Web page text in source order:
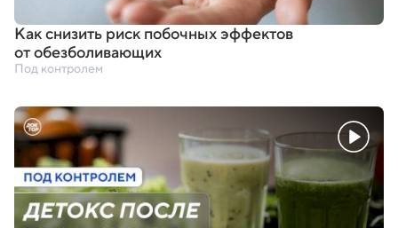
Как снизить риск побочных эффектов
от обезболивающих
Под контролем